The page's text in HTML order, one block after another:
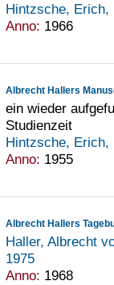
Hintzsche,
Anno: 1966
Albrecht Hallers
ein wieder
Studienzeit
Hintzsche,
Anno: 1955
Haller, Albrecht
1975
Anno: 1968